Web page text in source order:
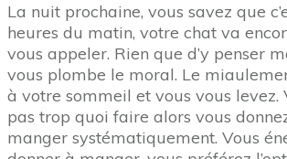
La nuit prochaine, vous savez que
heures du matin, votre chat va
vous appeler. Rien que d’y penser
vous plombe le moral. Le
à votre sommeil et vous vous levez.
pas trop quoi faire alors vous
manger systématiquement. Vous